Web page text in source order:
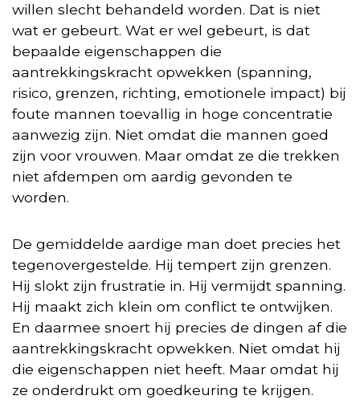
willen slecht behandeld worden. Dat is niet
wat er gebeurt. Wat er wel gebeurt, is dat
bepaalde eigenschappen die
aantrekkingskracht opwekken (spanning,
risico, grenzen, richting, emotionele impact) bij
foute mannen toevallig in hoge concentratie
aanwezig zijn. Niet omdat die mannen goed
zijn voor vrouwen. Maar omdat ze die trekken
niet afdempen om aardig gevonden te
worden.
De gemiddelde aardige man doet precies het
tegenovergestelde. Hij tempert zijn grenzen.
Hij slokt zijn frustratie in. Hij vermijdt spanning.
Hij maakt zich klein om conflict te ontwijken.
En daarmee snoert hij precies de dingen af die
aantrekkingskracht opwekken. Niet omdat hij
die eigenschappen niet heeft. Maar omdat hij
ze onderdrukt om goedkeuring te krijgen.